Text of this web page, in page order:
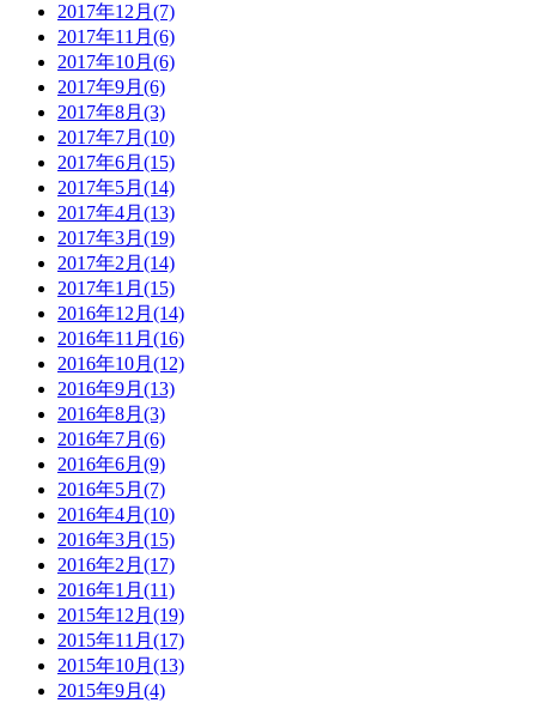
2017年12月(7)
2017年11月(6)
2017年10月(6)
2017年9月(6)
2017年8月(3)
2017年7月(10)
2017年6月(15)
2017年5月(14)
2017年4月(13)
2017年3月(19)
2017年2月(14)
2017年1月(15)
2016年12月(14)
2016年11月(16)
2016年10月(12)
2016年9月(13)
2016年8月(3)
2016年7月(6)
2016年6月(9)
2016年5月(7)
2016年4月(10)
2016年3月(15)
2016年2月(17)
2016年1月(11)
2015年12月(19)
2015年11月(17)
2015年10月(13)
2015年9月(4)